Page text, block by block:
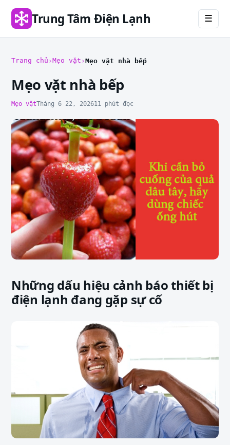
Trung Tâm Điện Lạnh ☰
Trang chủ Mẹo vặt Mẹo vặt nhà bếp
Mẹo vặt nhà bếp
Mẹo vặtTháng 6 22, 202611 phút đọc
Những dấu hiệu cảnh báo thiết bị
điện lạnh đang gặp sự cố